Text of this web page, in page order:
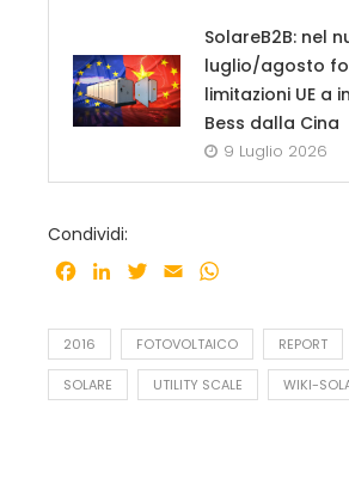
SolareB2B: nel
luglio/agosto
limitazioni UE a
Bess dalla Cina
9 Luglio 2026
Condividi:
Facebook
LinkedInTwitter
Email
2016 FOTOVOLTAICO REPORT
SOLARE UTILITY SCALE WIKI-